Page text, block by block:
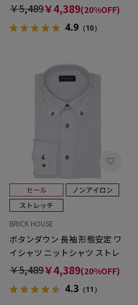
￥5,489￥4,389(20%OFF)
4.9 （10）
BRICK HOUSE
ボタンダウン 長袖 形態安定 ワ
イシャツ ニットシャツ ストレ
ッチ （使用素材：東レ
FIELDSENSOR(R)秒乾(R)）
￥5,489￥4,389(20%OFF)
4.3 （11）